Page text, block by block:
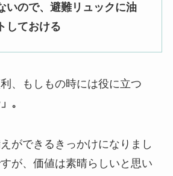
いので、避難リュックに油
しておける
、もしもの時には役に立つ
。
ができるきっかけになりまし
が、価値は素晴らしいと思い